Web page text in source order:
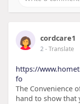
cordcare1
2- Translate
https://
fo
The Convenience
hand to show